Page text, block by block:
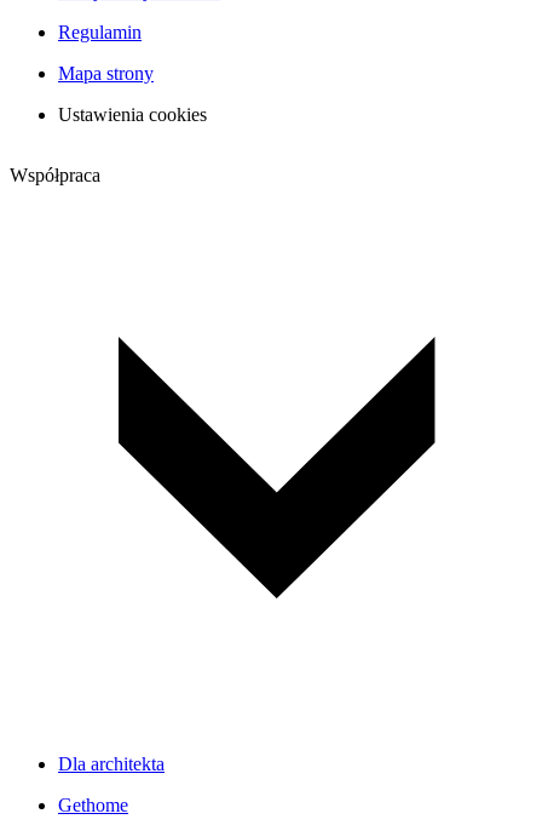
Regulamin
Mapa strony
Ustawienia cookies
Współpraca
Dla architekta
Gethome